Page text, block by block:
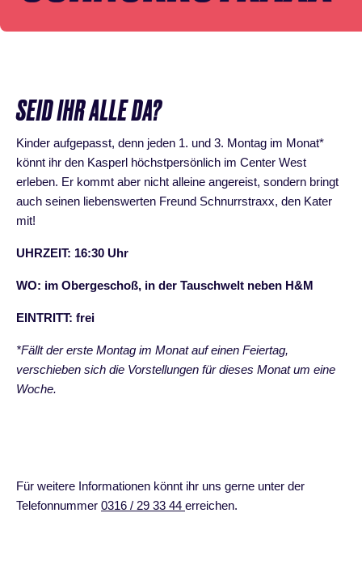
SEID IHR ALLE DA?
Kinder aufgepasst, denn jeden 1. und 3. Montag im Monat*
könnt ihr den Kasperl höchstpersönlich im Center West
erleben. Er kommt aber nicht alleine angereist, sondern bringt
auch seinen liebenswerten Freund Schnurrstraxx, den Kater
mit!
UHRZEIT: 16:30 Uhr
WO: im Obergeschoß, in der Tauschwelt neben H&M
EINTRITT: frei
*Fällt der erste Montag im Monat auf einen Feiertag,
verschieben sich die Vorstellungen für dieses Monat um eine
Woche.
Für weitere Informationen könnt ihr uns gerne unter der
Telefonnummer 0316 / 29 33 44 erreichen.